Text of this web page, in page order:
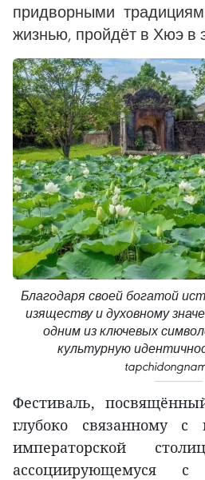
придворными
жизнью, пройдёт в Хюэ в
Благодаря своей богатой
изяществу и духовному
одним из ключевых
культурную
Фестиваль,
глубоко связанному с
императорской
ассоциирующемуся